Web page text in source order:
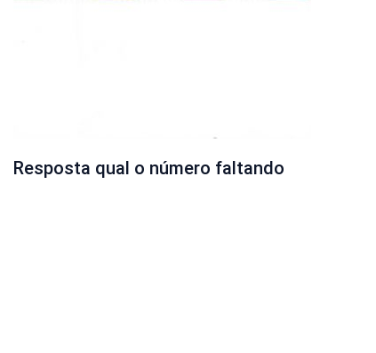
Resposta qual o número faltando